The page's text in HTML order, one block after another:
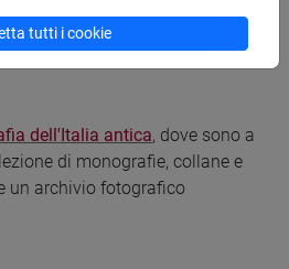
dell'Italia antica, dove sono a
di monografie, collane e
un archivio fotografico
tutti i cookie